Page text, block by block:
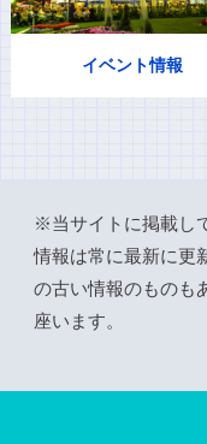
イベント情報
※当サイトに掲載し
情報は常に最新に更
の古い情報のものも
座います。